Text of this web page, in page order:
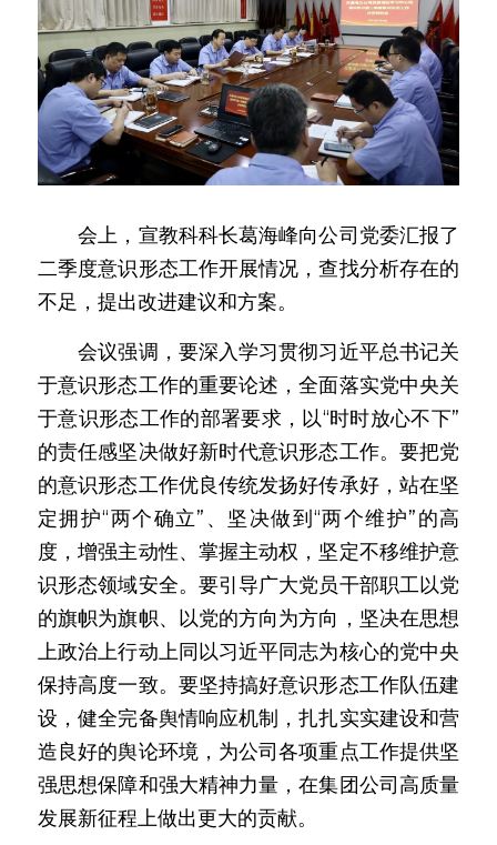
会上，宣教科科长葛海峰向公司党委汇报了
二季度意识形态工作开展情况，查找分析存在的
不足，提出改进建议和方案。
会议强调，要深入学习贯彻习近平总书记关
于意识形态工作的重要论述，全面落实党中央关
于意识形态工作的部署要求，以“时时放心不下”
的责任感坚决做好新时代意识形态工作。要把党
的意识形态工作优良传统发扬好传承好，站在坚
定拥护“两个确立”、坚决做到“两个维护”的高
度，增强主动性、掌握主动权，坚定不移维护意
识形态领域安全。要引导广大党员干部职工以党
的旗帜为旗帜、以党的方向为方向，坚决在思想
上政治上行动上同以习近平同志为核心的党中央
保持高度一致。要坚持搞好意识形态工作队伍建
设，健全完备舆情响应机制，扎扎实实建设和营
造良好的舆论环境，为公司各项重点工作提供坚
强思想保障和强大精神力量，在集团公司高质量
发展新征程上做出更大的贡献。